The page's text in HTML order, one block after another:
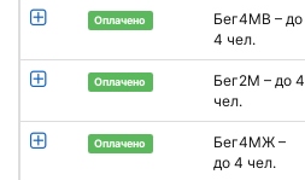
Оплачено
Бег4МВ – до
4 чел.
Оплачено
Бег2М – до 4
чел.
Оплачено
Бег4МЖ –
до 4 чел.